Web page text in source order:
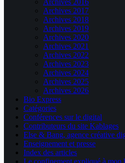
Archives 2016
Archives 2017
Archives 2018
Archives 2019
Archives 2020
Archives 2021
Archives 2022
Archives 2023
Archives 2024
Archives 2025
Archives 2026
Bio Express
Catégories
Conférences sur le digital
Contributeurs du site Kablages
Else & Bang, agence créative
Enseignement et presse
Index des articles
Le confinement expliqué à mon